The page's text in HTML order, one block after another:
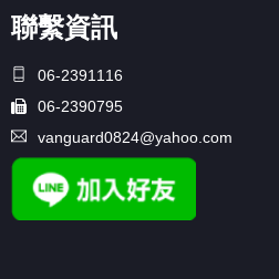
聯繫資訊
06-2391116
06-2390795
vanguard0824@yahoo.com